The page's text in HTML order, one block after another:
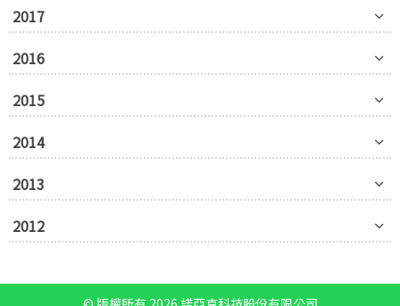
2017
2016
2015
2014
2013
2012